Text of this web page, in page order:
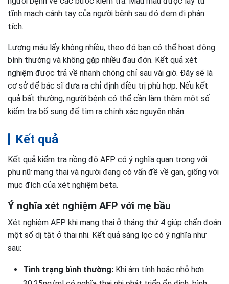
tĩnh mạch cánh tay của người bệnh sau đó đem đi phân
tích.
Lượng máu lấy không nhiều, theo đó bạn có thể hoạt động
bình thường và không gặp nhiều đau đớn. Kết quả xét
nghiệm được trả về nhanh chóng chỉ sau vài giờ. Đây sẽ là
cơ sở để bác sĩ đưa ra chỉ định điều trị phù hợp. Nếu kết
quả bất thường, người bệnh có thể cần làm thêm một số
kiểm tra bổ sung để tìm ra chính xác nguyên nhân.
Kết quả
Kết quả kiểm tra nồng độ AFP có ý nghĩa quan trọng với
phụ nữ mang thai và người đang có vấn đề về gan, giống với
mục đích của xét nghiệm beta.
Ý nghĩa xét nghiệm AFP với mẹ bầu
Xét nghiệm AFP khi mang thai ở tháng thứ 4 giúp chẩn đoán
một số dị tật ở thai nhi. Kết quả sàng lọc có ý nghĩa như
sau:
Tình trạng bình thường: Khi âm tính hoặc nhỏ hơn